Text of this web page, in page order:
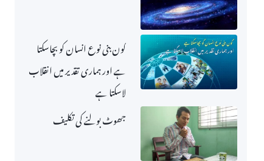
کون بنی نوع انسان کو بچاسکتا
ہے اور ہماری تقدیر میں انقلاب
لاسکتا ہے
جھوٹ بولنے کی تکلیف